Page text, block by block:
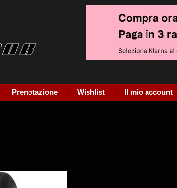
Prenotazione Wishlist Il mio account